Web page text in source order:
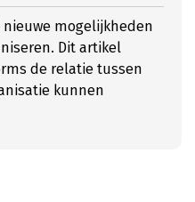
mogelijkheden
Dit artikel
de relatie tussen
kunnen